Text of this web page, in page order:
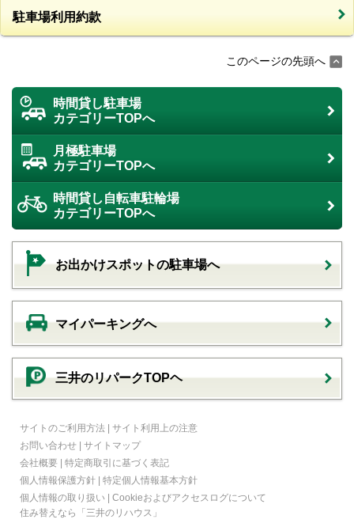
駐車場利用約款
このページの先頭へ
時間貸し駐車場
カテゴリーTOPへ
月極駐車場
カテゴリーTOPへ
時間貸し自転車駐輪場
カテゴリーTOPへ
お出かけスポットの駐車場へ
マイパーキングへ
三井のリパークTOPヘ
サイトのご利用方法 | サイト利用上の注意
お問い合わせ | サイトマップ
会社概要 | 特定商取引に基づく表記
個人情報保護方針 | 特定個人情報基本方針
個人情報の取り扱い | Cookieおよびアクセスログについて
住み替えなら
「三井のリハウス」